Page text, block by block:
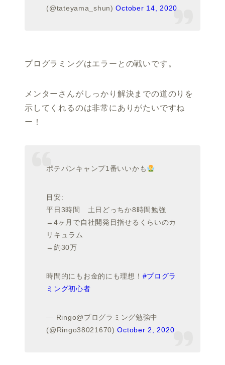
(@tateyama_shun)October 14, 2020
プログラミングはエラーとの戦いです。
メンターさんがしっかり解決までの道のりを
示してくれるのは非常にありがたいですね
ー！
ポテパンキャンプ1番いいかも
目安:
平日3時間 土日どっちか8時間勉強
→4ヶ月で自社開発目指せるくらいのカ
リキュラム
→約30万
時間的にもお金的にも理想！ #プログラ
ミング初心者
— Ringo@プログラミング勉強中
(@Ringo38021670)October 2, 2020